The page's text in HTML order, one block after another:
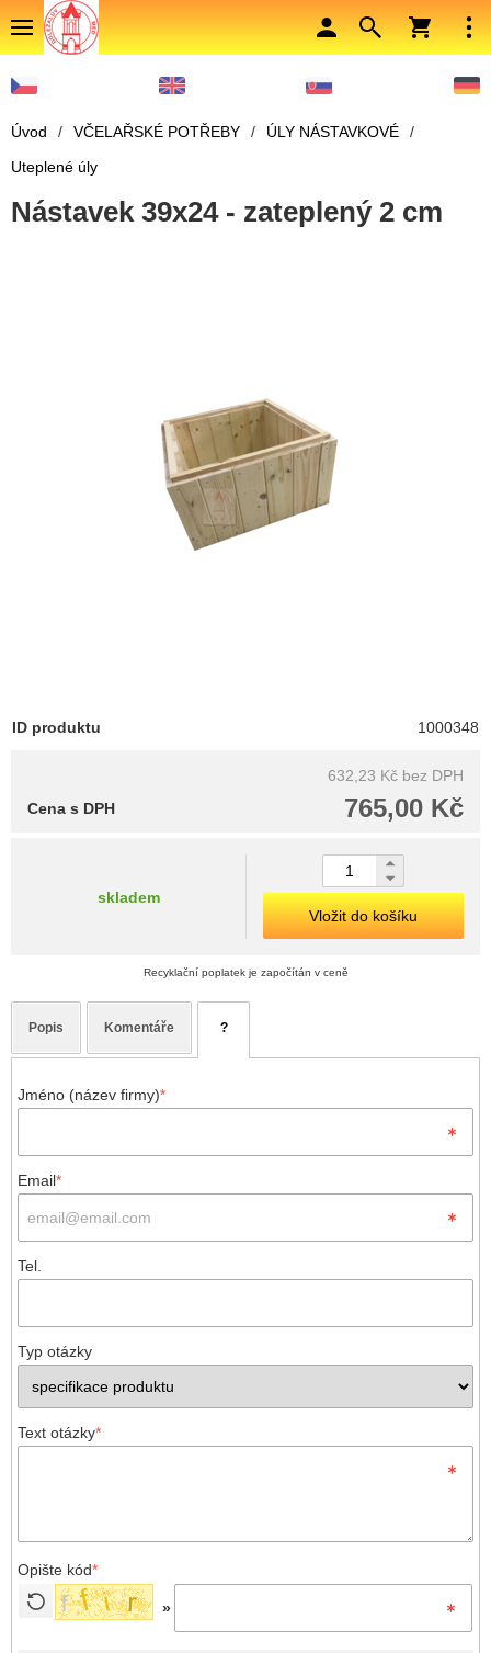
Úvod / VČELAŘSKÉ POTŘEBY / ÚLY NÁSTAVKOVÉ
/
Uteplené úly
Nástavek 39x24 - zateplený 2 cm
ID produktu 1000348
632,23 Kč bez DPH
765,00 Kč
Cena s DPH
skladem
Vložit do košíku
Recyklační poplatek je započítán v ceně
Popis Komentáře ?
Jméno (název firmy)*
Email*
Tel.
Typ otázky
Text otázky*
Opište kód*
»